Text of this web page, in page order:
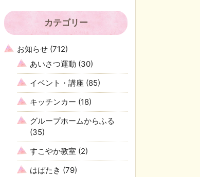
カテゴリー
お知らせ (712)
あいさつ運動 (30)
イベント・講座 (85)
キッチンカー (18)
グループホームからふる
(35)
すこやか教室 (2)
はばたき (79)